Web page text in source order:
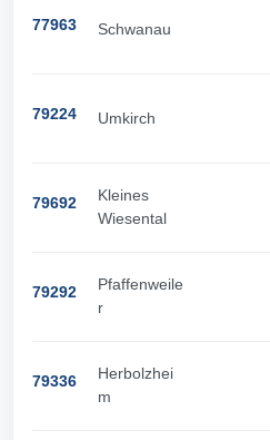
77963 Schwanau
79224 Umkirch
79692
Kleines
Wiesental
79292
Pfaffenweile
r
79336
Herbolzhei
m